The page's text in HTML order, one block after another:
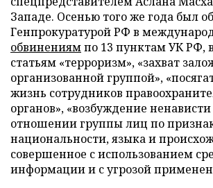
Западе. Осенью того же года был
Генпрокуратурой РФ в
обвинениямпо 13 пунктам УК РФ,
статьям «терроризм», «захват
организованной группой»,
жизнь сотрудников
органов», «возбуждение
отношении группы лиц по
национальности, языка и
совершенное с использованием
информации и с угрозой